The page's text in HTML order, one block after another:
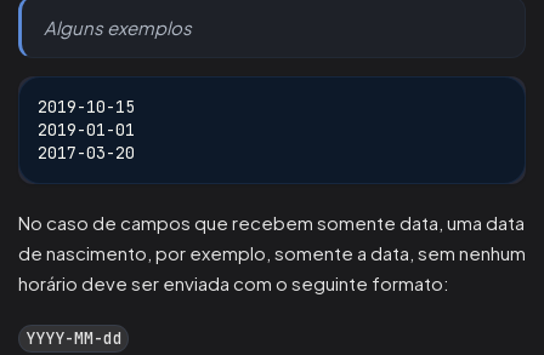
Alguns exemplos
2019-10-15
2019-01-01
2017-03-20
No caso de campos que recebem somente data, uma data
de nascimento, por exemplo, somente a data, sem nenhum
horário deve ser enviada com o seguinte formato:
YYYY-MM-dd